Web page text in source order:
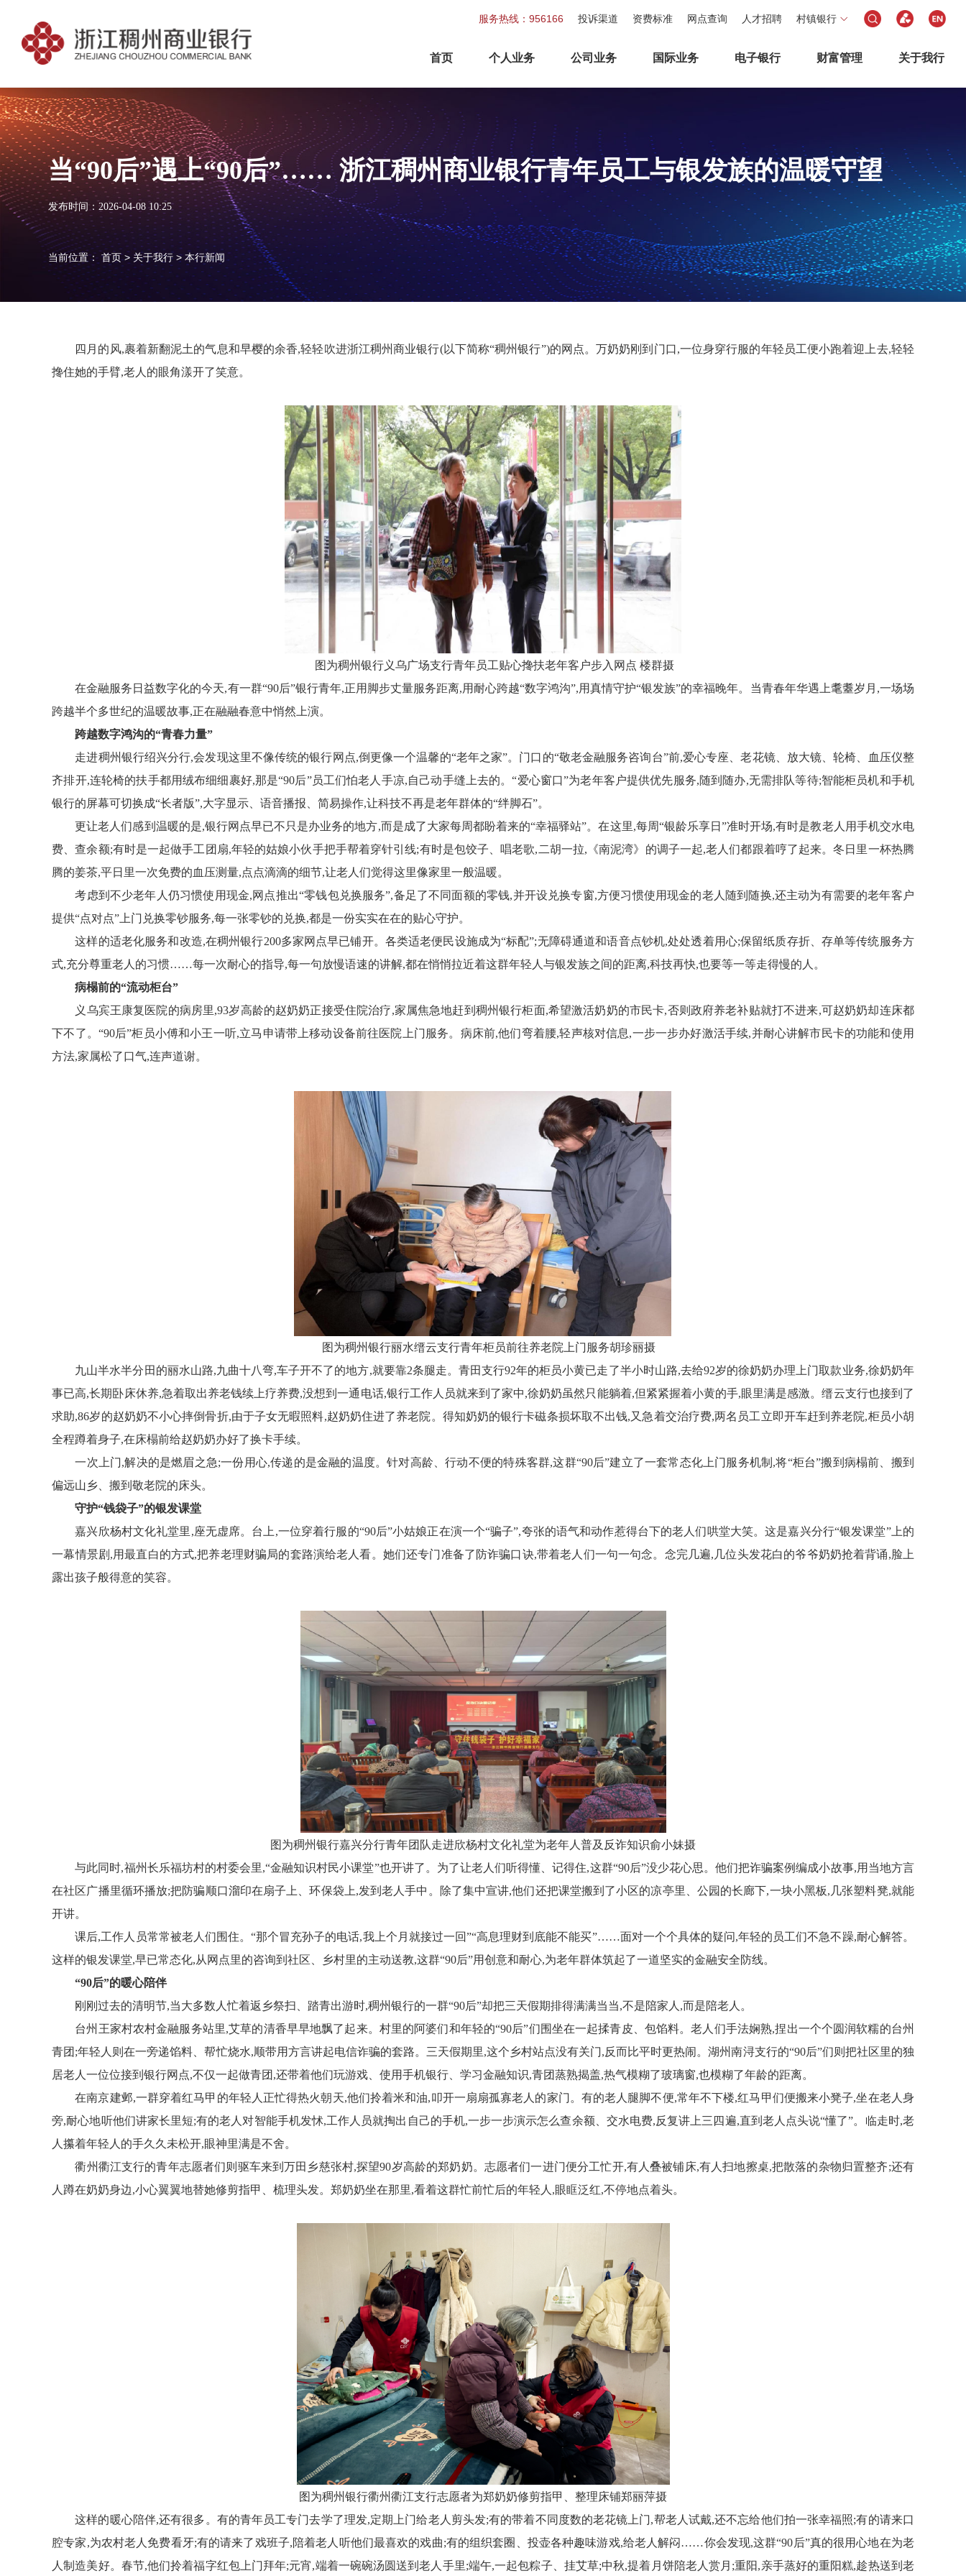
服务热线：956166 投诉渠道 资费标准 网点查询 人才招聘 村镇银行
首页 个人业务 公司业务 国际业务 电子银行 财富管理 关于我行
当“90后”遇上“90后”…… 浙江稠州商业银行青年员工与银发族的温暖守望
发布时间：2026-04-08 10:25
当前位置：首页> 关于我行 >本行新闻
四月的风,裹着新翻泥土的气息和早樱的余香,轻轻吹进浙江稠州商业银行(以下简称“稠州银行”)的网点。万奶奶刚到门口,一位身穿行服的年轻 员工便小跑着迎上去,轻轻
搀住她的手臂,老人的眼角漾开了笑意。
图为稠州银行义乌广场支行青年员工贴心搀扶老年客户步入网点 楼群摄
在金融服务日益数字化的今天,有一群“90后”银行青年,正用脚步丈量服务距离,用耐心跨越“数字鸿沟”,用真情守护“银发族”的幸福晚年。当青春年华遇上耄耋岁月,一场场
跨越半个多世纪的温暖故事,正在融融春意中悄然上演。
跨越数字鸿沟的“青春力量”
走进稠州银行绍兴分行,会发现这里不像传统的银行网点,倒更像一个温馨的“老年之家”。门口的“敬老金融服务咨询台”前,爱心专座、老花镜、放大镜、轮椅、血压仪整
齐排开,连轮椅的扶手都用绒布细细裹好,那是“90后”员工们怕老人手凉,自己动手缝上去的。“爱心窗口”为老年客户提供优先服务,随到随办,无需排队等待;智能柜员机和手机
银行的屏幕可切换成“长者版”,大字显示、语音播报、简易操作,让科技不再是老年群体的“绊脚石”。
更让老人们感到温暖的是,银行网点早已不只是办业务的地方,而是成了大家每周都盼着来的“幸福驿站”。在这里,每周“银龄乐享日”准时开场,有时是教老人用手机交水电
费、查余额;有时是一起做手工团扇,年轻的姑娘小伙手把手帮着穿针引线;有时是包饺子、唱老歌,二胡一拉,《南泥湾》的调子一起,老人们都跟着哼了起来。冬日里一杯热腾
腾的姜茶,平日里一次免费的血压测量,点点滴滴的细节,让老人们觉得这里像家里一般温暖。
考虑到不少老年人仍习惯使用现金,网点推出“零钱包兑换服务”,备足了不同面额的零钱,并开设兑换专窗,方便习惯使用现金的老人随到随换,还主动为有需要的老年客户
提供“点对点”上门兑换零钞服务,每一张零钞的兑换,都是一份实实在在的贴心守护。
这样的适老化服务和改造,在稠州银行200多家网点早已铺开。各类适老便民设施成为“标配”;无障碍通道和语音点钞机,处处透着用心;保留纸质存折、存单等传统服务方
式,充分尊重老人的习惯……每一次耐心的指导,每一句放慢语速的讲解,都在悄悄拉近着这群年轻人与银发族之间的距离,科技再快,也要等一等走得慢的人。
病榻前的“流动柜台”
义乌宾王康复医院的病房里,93岁高龄的赵奶奶正接受住院治疗,家属焦急地赶到稠州银行柜面,希望激活奶奶的市民卡,否则政府养老补贴就打不进来,可赵奶奶却连床都
下不了。“90后”柜员小傅和小王一听,立马申请带上移动设备前往医院上门服务。病床前,他们弯着腰,轻声核对信息,一步一步办好激活手续,并耐心讲解市民卡的功能和使用
方法,家属松了口气,连声道谢。
图为稠州银行丽水缙云支行青年柜员前往养老院上门服务胡珍丽摄
九山半水半分田的丽水山路,九曲十八弯,车子开不了的地方,就要靠2条腿走。青田支行92年的柜员小黄已走了半小时山路,去给92岁的徐奶奶办理上门取款业务,徐奶奶年
事已高,长期卧床休养,急着取出养老钱续上疗养费,没想到一通电话,银行工作人员就来到了家中,徐奶奶虽然只能躺着,但紧紧握着小黄的手,眼里满是感激。缙云支行也接到了
求助,86岁的赵奶奶不小心摔倒骨折,由于子女无暇照料,赵奶奶住进了养老院。得知奶奶的银行卡磁条损坏取不出钱,又急着交治疗费,两名员工立即开车赶到养老院,柜员小胡
全程蹲着身子,在床榻前给赵奶奶办好了换卡手续。
一次上门,解决的是燃眉之急;一份用心,传递的是金融的温度。针对高龄、行动不便的特殊客群,这群“90后”建立了一套常态化上门服务机制,将“柜台”搬到病榻前、搬到
偏远山乡 、搬到敬老院的床头。
守护“钱袋子”的银发课堂
嘉兴欣杨村文化礼堂里,座无虚席。台上,一位穿着行服的“90后”小姑娘正在演一个“骗子”,夸张的语气和动作惹得台下的老人们哄堂大笑。这是嘉兴分行“银发课堂”上的
一幕情景剧 ,用最直白的方式,把养老理财骗局的套路演给老人看。 她们还专门准备了防诈骗口诀,带着老人们一句一句念。念完几遍,几位头发花白的爷爷奶奶抢着背诵,脸上
露出孩子般得意的笑容。
图为稠州银行嘉兴分行青年团队走进欣杨村文化礼堂为老年人普及反诈知识俞小妹摄
与此同时,福州长乐福坊村的村委会里,“金融知识村民小课堂”也开讲了。为了让老人们听得懂、记得住,这群“90后”没少花心思。他们把诈骗案例编成小故事,用当地方言
在社区广播里循环播放;把防骗顺口溜印在扇子上、环保袋上,发到老人手中。除了集中宣讲,他们还把课堂搬到了小区的凉亭里、公园的长廊下,一块小黑板,几张塑料凳,就能
开讲。
课后,工作人员常常被老人们围住。“那个冒充孙子的电话,我上个月就接过一回”“高息理财到底能不能买”……面对一个个具体的疑问,年轻的员工们不急不躁,耐心解答。
这样的银发课堂,早已常态化,从网点里的咨询到社区、乡村里的主动送教,这群“90后”用创意和耐心,为老年群体筑起了一道坚实的金融安全防线。
“90后”的暖心陪伴
刚刚过去的清明节,当大多数人忙着返乡祭扫、踏青出游时,稠州银行的一群“90后”却把三天假期排得满满当当,不是陪家人,而是陪老人。
台州王家村农村金融服务站里,艾草的清香早早地飘了起来。村里的阿婆们和年轻的“90后”们围坐在一起揉青皮、包馅料。老人们手法娴熟,捏出一个个圆润软糯的台州
青团;年轻人则在一旁递馅料、帮忙烧水,顺带用方言讲起电信诈骗的套路。三天假期里,这个乡村站点没有关门,反而比平时更热闹。湖州南浔支行的“90后”们则 把社区里的独
居老人一位位接到银行网点,不仅一起做青团,还带着他们玩游戏、使用手机银行、学习金融知识,青团蒸熟揭盖,热气模糊了玻璃窗,也模糊了年龄的距离。
在南京建邺,一群穿着红马甲的年轻人正忙得热火朝天,他们拎着米和油,叩开一扇扇孤寡老人的家门。有的老人腿脚不便,常年不下楼,红马甲们便搬来小凳子,坐在老人身
旁,耐心地听他们讲家长里短;有的老人对智能手机发怵,工作人员就掏出自己的手机,一步一步演示怎么查余额、交水电费,反复讲上三四遍,直到老人点头说“懂了”。临走时,老
人攥着年轻人 的手久久未松开,眼神里满是不舍。
衢州衢江支行的青年志愿者们则驱车来到万田乡慈张村,探望90岁高龄的郑奶奶。志愿者们一进门便分工忙开,有人叠被铺床,有人扫地擦桌,把散落的杂物归置整齐;还有
人蹲在奶奶身边,小心翼翼地替她修剪指甲、梳理头发。郑奶奶坐在那里,看着这群忙前忙后的年轻人,眼眶泛红,不停地点着头。
图 为稠州银行衢州衢江支行志愿者为郑奶奶修剪指甲、整理床铺郑丽萍摄
这样的暖心陪伴,还有很多。 有的青年员工专门去学了理发,定期上门给老人剪头发;有的带着不同度数的老花镜上门,帮老人试戴,还不忘给他们拍一张幸福照;有的请来口
腔专家,为农村老人免费看牙;有的请来了戏班子,陪着老人听他们最喜欢的戏曲;有的组织套圈、投壶各种趣味游戏,给老人解闷……你会发现,这群“90后”真的很用心地在为老
人制造美好。春节,他们拎着福字红包上门拜年;元宵,端着一碗碗汤圆送到老人手里;端午,一起包粽子、挂艾草;中秋,提着月饼陪老人赏月;重阳,亲手蒸好的重阳糕,趁热送到老